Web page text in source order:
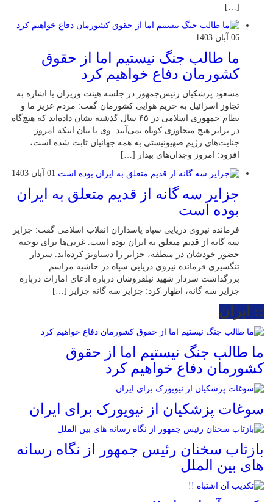
[…]
06 آبان 1403
ما طالب جنگ نیستیم اما از حقوق
کشورمان دفاع خواهیم کرد
مسعود پزشکیان رئیس‌جمهور در جلسه هیئت وزیران با اشاره به
تجاوز اسرائیل به حریم هوایی کشورمان گفت: مردم عزیز ما و
نظام جمهوری اسلامی در ۴۵ سال گذشته نشان داده‌اند که هیچ‌گاه
در برابر هیچ متجاوزی کوتاه نمی‌آیند. وی با بیان اینکه امروز
جنایت‌های رژیم صهیونیستی به همه جهانیان ثابت شده است،
افزود: امروز وجدان‌های بیدار […]
01 آبان 1403
جزایر سه گانه از قدیم متعلق به ایران
بوده است
فرمانده نیروی دریایی سپاه پاسداران انقلاب اسلامی گفت: جزایر
سه گانه از قدیم متعلق به ایران بوده است. غربی‌ها برای توجیه
حضور خودشان در منطقه، جزایر را دستاویز کرده‌اند. سردار
تنگسیری فرمانده نیروی دریایی سپاه در حاشیه مراسم
بزرگداشت سردار شهید نیلفروشان درباره ادعای امارات درباره
جزایر سه گانه، اظهار کرد: جزایر سه گانه جزایر […]
:: ایران
ما طالب جنگ نیستیم اما از حقوق
کشورمان دفاع خواهیم کرد
سوغات پزشکیان از نیویورک برای ایران
بازتاب سخنان رئیس جمهور از نگاه رسانه
های بین الملل